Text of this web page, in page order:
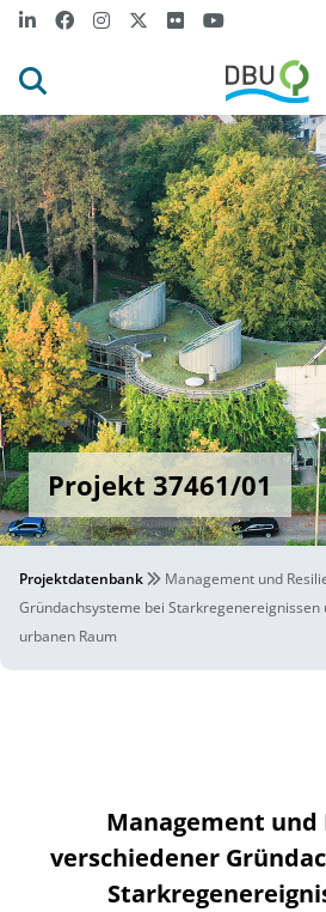
Projekt 37461/01
Projektdatenbank
Management und
Gründachsysteme bei
urbanen Raum
Management und
verschiedener